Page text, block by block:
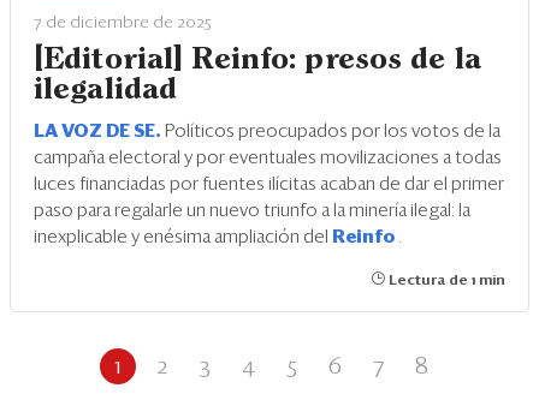
7 de diciembre de 2025
[Editorial] Reinfo: presos de la
ilegalidad
LA VOZ DE SE. Políticos preocupados por los votos de la
campaña electoral y por eventuales movilizaciones a todas
luces financiadas por fuentes ilícitas acaban de dar el primer
paso para regalarle un nuevo triunfo a la minería ilegal: la
inexplicable y enésima ampliación del
Reinfo
Lectura de 1 min
1 2 3 4 5 6 7 8